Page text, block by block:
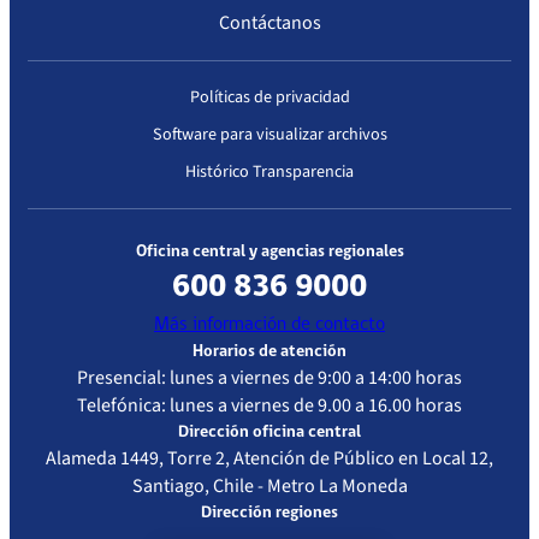
Contáctanos
Políticas de privacidad
Software para visualizar archivos
Histórico Transparencia
Oficina central y agencias regionales
600 836 9000
Más información de contacto
Horarios de atención
Presencial: lunes a viernes de 9:00 a 14:00 horas
Telefónica: lunes a viernes de 9.00 a 16.00 horas
Dirección oficina central
Alameda 1449, Torre 2, Atención de Público en Local 12,
Santiago, Chile - Metro La Moneda
Dirección regiones